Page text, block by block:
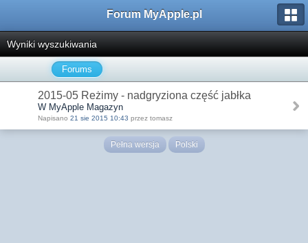
Forum MyApple.pl
Wyniki wyszukiwania
Forums
2015-05 Reżimy - nadgryziona część jabłka
W MyApple Magazyn
Napisano 21 sie 2015 10:43 przez tomasz
Pełna wersja Polski